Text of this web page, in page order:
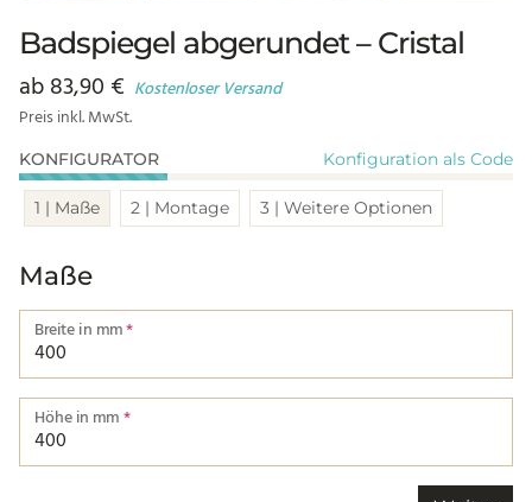
Badspiegel abgerundet – Cristal
ab83,90 € Kostenloser Versand
Preis inkl. MwSt.
KONFIGURATOR Konfiguration als Code
1 | Maße 2 | Montage 3 | Weitere Optionen
Maße
Breite in mm*
Breite von einer Kante bis zur nächsten.
Höhe in mm*